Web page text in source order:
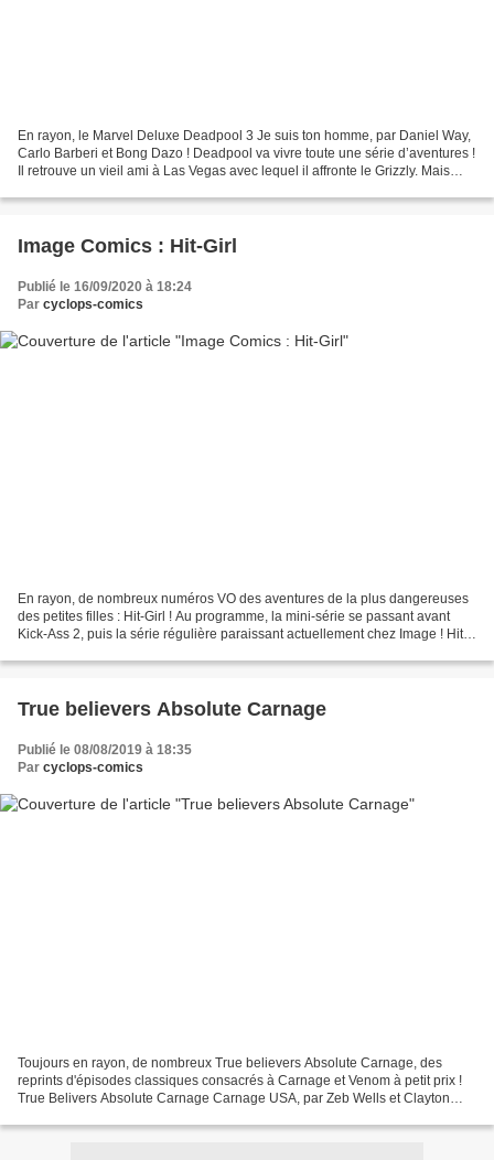
En rayon, le Marvel Deluxe Deadpool 3 Je suis ton homme, par Daniel Way,
Carlo Barberi et Bong Dazo ! Deadpool va vivre toute une série d’aventures !
Il retrouve un vieil ami à Las Vegas avec lequel il affronte le Grizzly. Mais
Image Comics : Hit-Girl
Publié le 16/09/2020 à 18:24
Par cyclops-comics
En rayon, de nombreux numéros VO des aventures de la plus dangereuses
des petites filles : Hit-Girl ! Au programme, la mini-série se passant avant
Kick-Ass 2, puis la série régulière paraissant actuellement chez Image ! Hit-
True believers Absolute Carnage
Publié le 08/08/2019 à 18:35
Par cyclops-comics
Toujours en rayon, de nombreux True believers Absolute Carnage, des
reprints d'épisodes classiques consacrés à Carnage et Venom à petit prix !
True Belivers Absolute Carnage Carnage USA, par Zeb Wells et Clayton